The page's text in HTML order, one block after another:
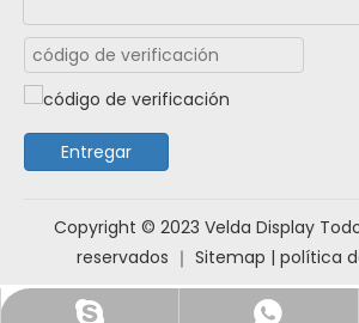
+8618321707938
+8617773157523
Entregar
Copyright ©️ 2023 Velda Display
reservados ｜ Sitemap | política